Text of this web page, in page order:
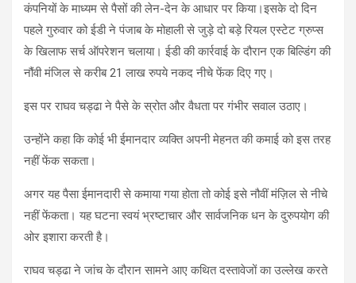
कंपनियों के माध्यम से पैसों की लेन-देन के आधार पर किया।इसके दो दिन
पहले गुरुवार को ईडी ने पंजाब के मोहाली से जुड़े दो बड़े रियल एस्टेट ग्रुप्स
के खिलाफ सर्च ऑपरेशन चलाया। ईडी की कार्रवाई के दौरान एक बिल्डिंग की
नौंवी मंजिल से करीब 21 लाख रुपये नकद नीचे फेंक दिए गए।
इस पर राघव चड्ढा ने पैसे के स्रोत और वैधता पर गंभीर सवाल उठाए।
उन्होंने कहा कि कोई भी ईमानदार व्यक्ति अपनी मेहनत की कमाई को इस तरह
नहीं फेंक सकता।
अगर यह पैसा ईमानदारी से कमाया गया होता तो कोई इसे नौवीं मंज़िल से नीचे
नहीं फेंकता। यह घटना स्वयं भ्रष्टाचार और सार्वजनिक धन के दुरुपयोग की
ओर इशारा करती है।
राघव चड्ढा ने जांच के दौरान सामने आए कथित दस्तावेजों का उल्लेख करते